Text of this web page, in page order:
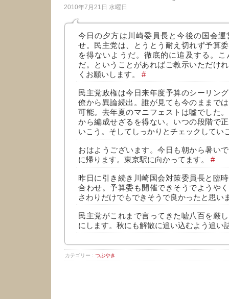
2010年7月21日 水曜日
今日の夕方は川崎委員長と今後の国会
せ。民主党は、とうとう耐え切れず予算
を得ないようだ。徹底的に追及する。
だ。ということがあればご教示いただけ
くお願いします。 #
民主党政権は今日来年度予算のシーリン
僚から異論続出。誰が見ても今のままで
可能。去年夏のマニフェストは嘘でした
から編成せざるを得ない。いつの段階で
いこう。そしてしっかりとチェックしてい
おはようございます。今日も朝から暑い
に帰ります。東京駅に向かってます。 #
昨日に引き続き川崎国会対策委員長と臨
合わせ。予算委も開催できそうでようや
さわりだけでもできそうで良かったと思い
民主党がこれまで言ってきた嘘八百を厳
にします。秋にも解散に追い込むよう追い
カテゴリー : つぶやき